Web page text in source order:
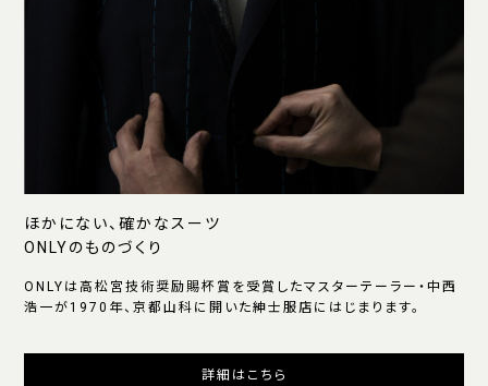
ほかにない、確かなスーツ
ONLYのものづくり
ONLYは高松宮技術奨励賜杯賞を受賞したマスターテーラー・中西
浩一が1970年、京都山科に開いた紳士服店にはじまります。
詳細はこちら